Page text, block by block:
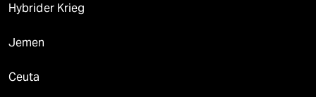
Hybrider Krieg
Jemen
Ceuta